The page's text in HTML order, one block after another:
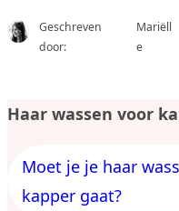
Geschreven
door:
Mariëll
e
Haar wassen voor
Moet je je haar
kapper gaat?